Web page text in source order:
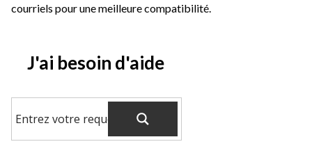
courriels pour une meilleure compatibilité.
J'ai besoin d'aide